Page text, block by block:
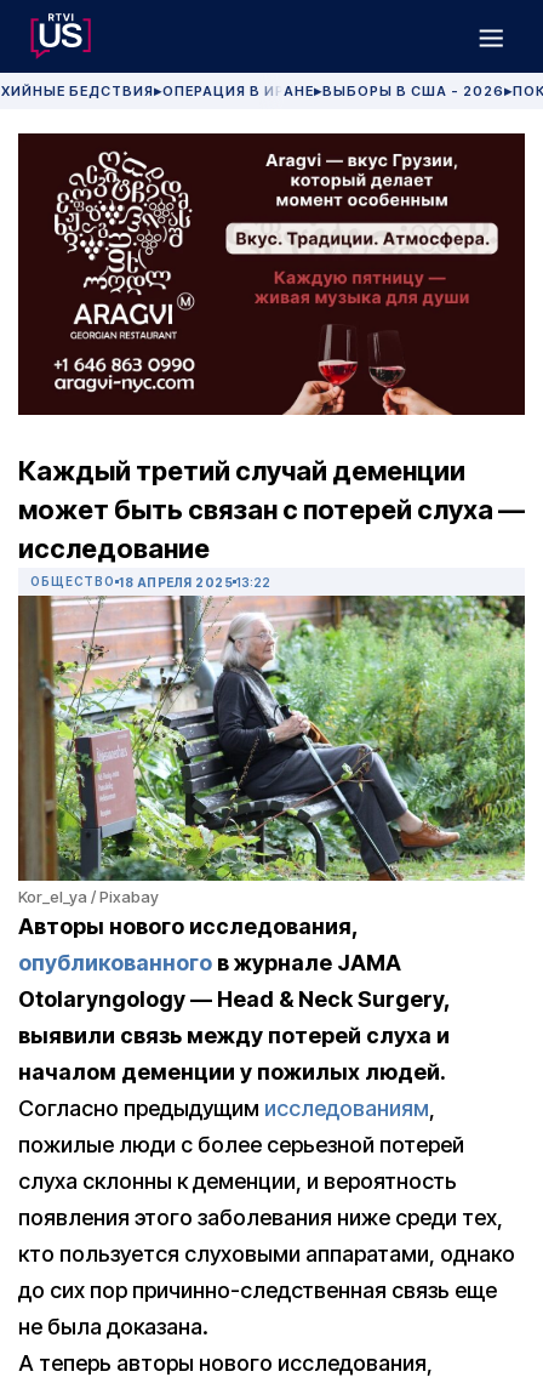
БЕДСТВИЯ▶ОПЕРАЦИЯ В ИРАНЕ▶ВЫБОРЫ В США - 2026 ▶
Каждый третий случай деменции
может быть связан с потерей слуха —
исследование
ОБЩЕСТВО 18 АПРЕЛЯ 2025 13:22
Kor_el_ya / Pixabay
Авторы нового исследования,
опубликованного в журнале JAMA
Otolaryngology — Head & Neck Surgery,
выявили связь между потерей слуха и
началом деменции у пожилых людей.
Согласно предыдущим исследованиям,
пожилые люди с более серьезной потерей
слуха склонны к деменции, и вероятность
появления этого заболевания ниже среди тех,
кто пользуется слуховыми аппаратами, однако
до сих пор причинно-следственная связь еще
не была доказана.
А теперь авторы нового исследования,